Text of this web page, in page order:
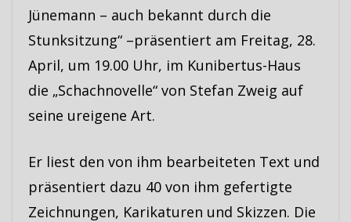
Jünemann – auch bekannt durch die
Stunksitzung“ –präsentiert am Freitag, 28.
April, um 19.00 Uhr, im Kunibertus-Haus
die „Schachnovelle“ von Stefan Zweig auf
seine ureigene Art.
Er liest den von ihm bearbeiteten Text und
präsentiert dazu 40 von ihm gefertigte
Zeichnungen, Karikaturen und Skizzen. Die